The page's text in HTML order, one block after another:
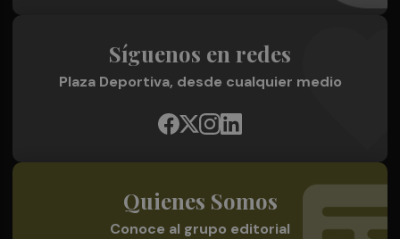
Síguenos en redes
Plaza Deportiva, desde cualquier medio
Quienes Somos
Conoce al grupo editorial